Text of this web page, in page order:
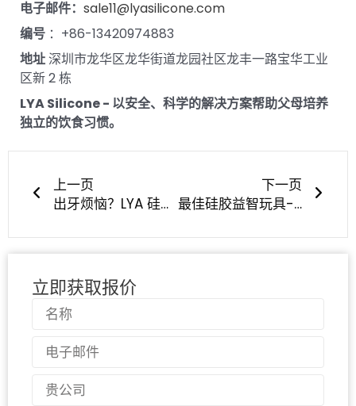
电子邮件： sale11@lyasilicone.com
编号 ：+86-13420974883
地址深圳市龙华区龙华街道龙园社区龙丰一路宝华工业
区新 2 栋
LYA Silicone - 以安全、科学的解决方案帮助父母培养
独立的饮食习惯。
上一页
出牙烦恼？LYA 硅胶带来舒适与安全
下一页
最佳硅胶益智玩具--您知道什么适合您的宝宝吗？
立即获取报价